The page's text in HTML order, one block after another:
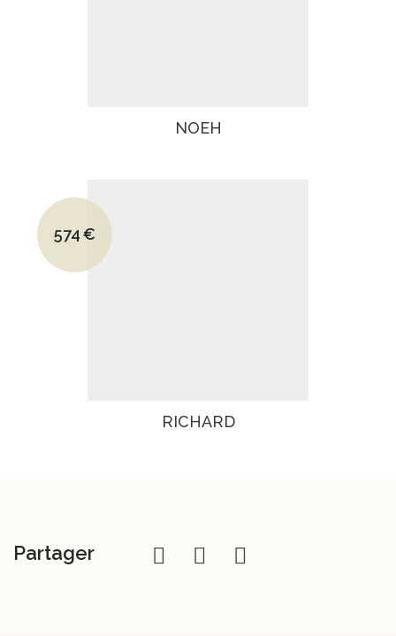
NOEH
Le prix initial était : 894€.
574€
Le prix actuel est : 574€.
RICHARD
Partager